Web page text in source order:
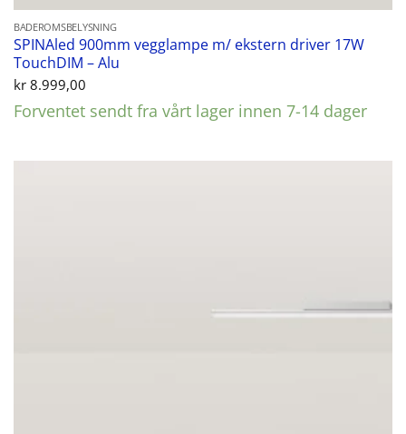
BADEROMSBELYSNING
SPINAled 900mm vegglampe m/ ekstern driver 17W
TouchDIM – Alu
kr8.999,00
Forventet sendt fra vårt lager innen 7-14 dager